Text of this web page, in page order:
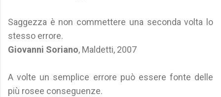
Saggezza è non commettere una seconda volta lo
stesso errore.
Giovanni Soriano, Maldetti, 2007
A volte un semplice errore può essere fonte delle
più rosee conseguenze.